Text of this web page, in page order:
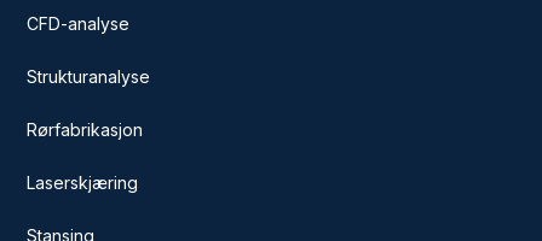
CFD-analyse
Strukturanalyse
Rørfabrikasjon
Laserskjæring
Stansing